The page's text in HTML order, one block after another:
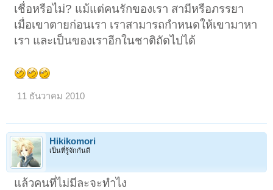
เชื่อหรือไม่? แม้แต่คนรักของเรา สามีหรือภรรยา
เมื่อเขาตายก่อนเรา เราสามารถกำหนดให้เขามาหา
เรา และเป็นของเราอีกในชาติถัดไปได้
11 ธันวาคม 2010
Hikikomori
เป็นที่รู้จักกันดี
แล้วคนที่ไม่มีละจะทำไง